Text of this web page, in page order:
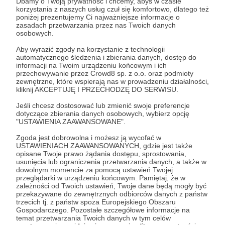
korzystania z naszych usług czuł się komfortowo, dlatego też
poniżej prezentujemy Ci najważniejsze informacje o
zasadach przetwarzania przez nas Twoich danych
osobowych.
Aby wyrazić zgody na korzystanie z technologii
automatycznego śledzenia i zbierania danych, dostęp do
informacji na Twoim urządzeniu końcowym i ich
przechowywanie przez Crowd8 sp. z o.o. oraz podmioty
zewnętrzne, które wspierają nas w prowadzeniu działalności,
kliknij AKCEPTUJĘ I PRZECHODZĘ DO SERWISU.
Jeśli chcesz dostosować lub zmienić swoje preferencje
dotyczące zbierania danych osobowych, wybierz opcję
"USTAWIENIA ZAAWANSOWANE".
Zgoda jest dobrowolna i możesz ją wycofać w
USTAWIENIACH ZAAWANSOWANYCH, gdzie jest także
opisane Twoje prawo żądania dostępu, sprostowania,
usunięcia lub ograniczenia przetwarzania danych, a także w
dowolnym momencie za pomocą ustawień Twojej
przeglądarki w urządzeniu końcowym. Pamiętaj, że w
zależności od Twoich ustawień, Twoje dane będą mogły być
przekazywane do zewnętrznych odbiorców danych z państw
trzecich tj. z państw spoza Europejskiego Obszaru
Gospodarczego. Pozostałe szczegółowe informacje na
temat przetwarzania Twoich danych w tym celów
Jacek Bartosiak Wykład Książki Polska Wojna
Udostępnij
Strategy&Future
Zobacz profil autora
Zobacz również